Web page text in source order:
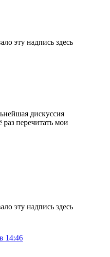
эту надпись здесь
дискуссия
перечитать мои
эту надпись здесь
14:46